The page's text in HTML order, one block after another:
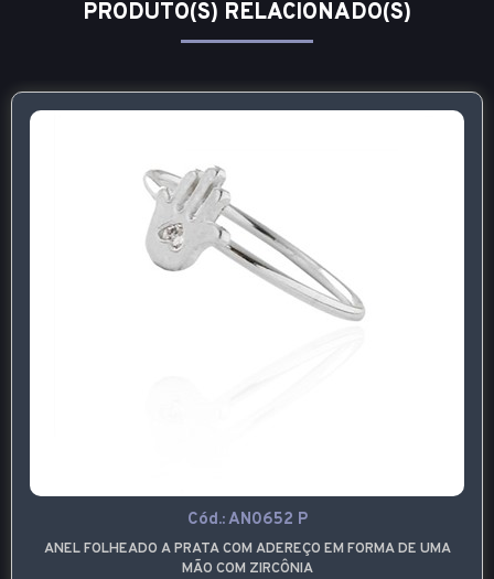
PRODUTO(S) RELACIONADO(S)
Cód.:AN0652 P
ANEL FOLHEADO A PRATA COM ADEREÇO EM FORMA DE UMA
MÃO COM ZIRCÔNIA